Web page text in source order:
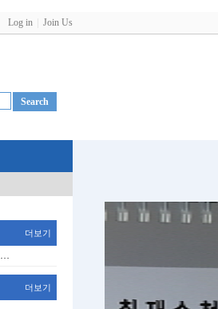
Log in Join Us
더보기
더보기